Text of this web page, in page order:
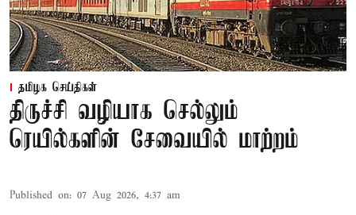
தமிழக செய்திகள்
திருச்சி வழியாக செல்லும்
ரெயில்களின் சேவையில் மாற்றம்
Published on: 07 Aug 2026, 4:37 am